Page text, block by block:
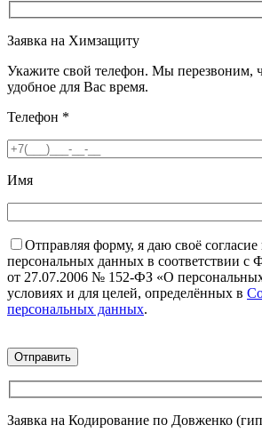
Заявка на Химзащиту
Укажите свой телефон. Мы перезвоним,
удобное для Вас время.
Телефон *
Имя
Отправляя форму, я даю своё
персональных данных в соответствии с
от 27.07.2006 № 152-ФЗ «О
условиях и для целей, определённых в
персональных данных.
Заявка на Кодирование по Довженко